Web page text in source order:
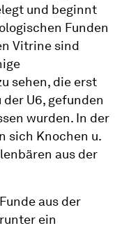
und beginnt
Funden
Vitrine sind
sehen, die erst
U6, gefunden
wurden. In der
sich Knochen u.
aus der
aus der
ein